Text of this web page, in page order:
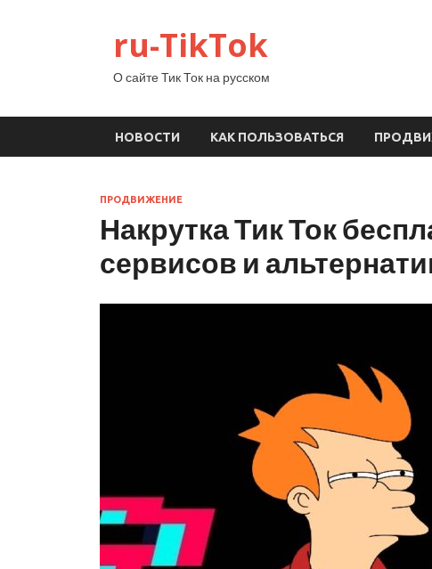
ru-TikTok
О сайте Тик Ток на русском
НОВОСТИ КАК ПОЛЬЗОВАТЬСЯ
ПРОДВИЖЕНИЕ
Накрутка Тик Ток
сервисов и